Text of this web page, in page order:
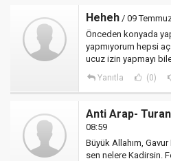
Heheh / 09
Önceden konyada
yapmıyorum hepsi
ucuz izin yapmayı
Yanıtla (0)
Anti Arap-
08:59
Büyük Allahım,
sen nelere Kadirsin.